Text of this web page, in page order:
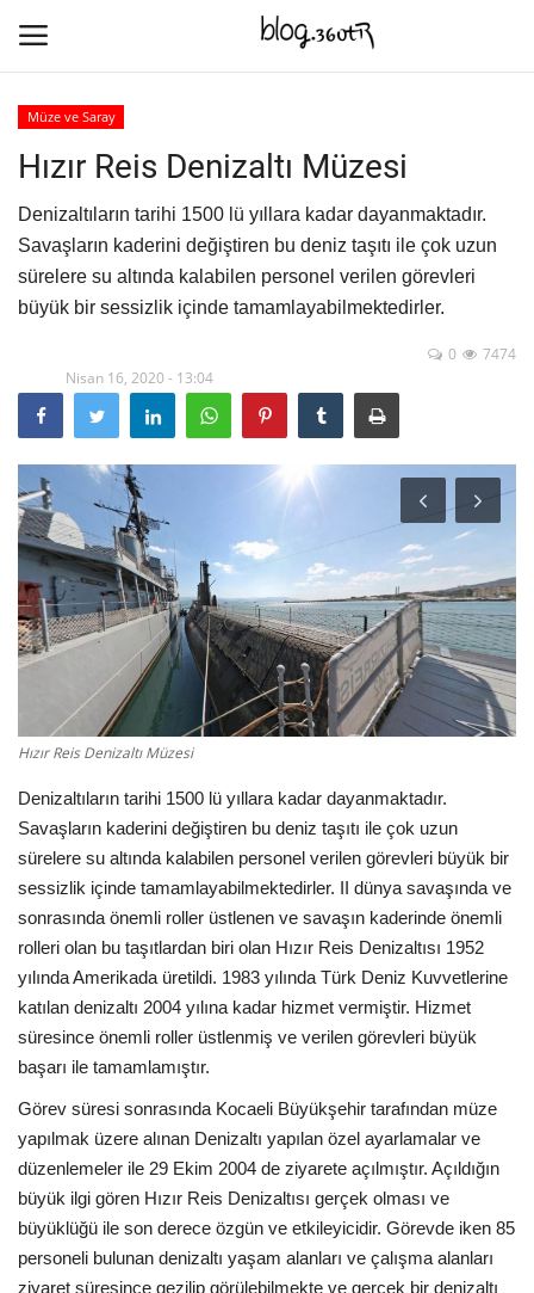
Ana Sayfa
Kültür
İletişim
Şehir Mekanları
Ticari Mekanlar
Lisan
English Turkish
Müze ve Saray
Hızır Reis Denizaltı Müzesi
Denizaltıların tarihi 1500 lü yıllara kadar dayanmaktadır.
Savaşların kaderini değiştiren bu deniz taşıtı ile çok uzun
sürelere su altında kalabilen personel verilen görevleri
büyük bir sessizlik içinde tamamlayabilmektedirler.
Nisan 16, 2020 - 13:04
7474
0
Hızır Reis Denizaltı Müzesi
Denizaltıların tarihi 1500 lü yıllara kadar dayanmaktadır.
Savaşların kaderini değiştiren bu deniz taşıtı ile çok uzun
sürelere su altında kalabilen personel verilen görevleri büyük bir
sessizlik içinde tamamlayabilmektedirler. II dünya savaşında ve
sonrasında önemli roller üstlenen ve savaşın kaderinde önemli
rolleri olan bu taşıtlardan biri olan Hızır Reis Denizaltısı 1952
yılında Amerikada üretildi. 1983 yılında Türk Deniz Kuvvetlerine
katılan denizaltı 2004 yılına kadar hizmet vermiştir. Hizmet
süresince önemli roller üstlenmiş ve verilen görevleri büyük
başarı ile tamamlamıştır.
Görev süresi sonrasında Kocaeli Büyükşehir tarafından müze
yapılmak üzere alınan Denizaltı yapılan özel ayarlamalar ve
düzenlemeler ile 29 Ekim 2004 de ziyarete açılmıştır. Açıldığın
büyük ilgi gören Hızır Reis Denizaltısı gerçek olması ve
büyüklüğü ile son derece özgün ve etkileyicidir. Görevde iken 85
personeli bulunan denizaltı yaşam alanları ve çalışma alanları
ziyaret süresince gezilip görülebilmekte ve gerçek bir denizaltı